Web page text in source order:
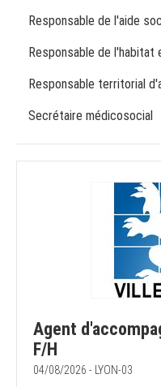
Responsable de l'aide
Responsable de l'habitat
Responsable territorial
Secrétaire médicosocial
Agent
F/H
04/08/2026 - LYON-03